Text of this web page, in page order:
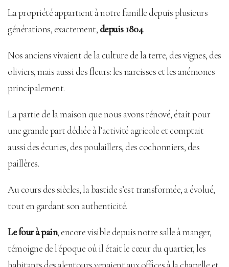
La propriété appartient à notre famille depuis plusieurs
générations, exactement, depuis 1804.
Nos anciens vivaient de la culture de la terre, des vignes, des
oliviers, mais aussi des fleurs: les narcisses et les anémones
principalement.
La partie de la maison que nous avons rénové, était pour
une grande part dédiée à l’activité agricole et comptait
aussi des écuries, des poulaillers, des cochonniers, des
paillères.
Au cours des siècles, la bastide s’est transformée, a évolué,
tout en gardant son authenticité.
Le four à pain, encore visible depuis notre salle à manger,
témoigne de l'époque où il était le cœur du quartier, les